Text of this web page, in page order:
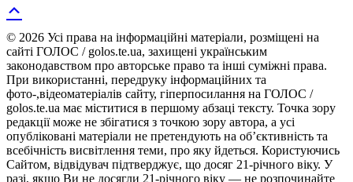
© 2026 Усі права на інформаційні матеріали, розміщені на
сайті ГОЛОС / golos.te.ua, захищені українським
законодавством про авторське право та інші суміжні права.
При використанні, передруку інформаційних та
фото-,відеоматеріалів сайту, гіперпосилання на ГОЛОС /
golos.te.ua має міститися в першому абзаці тексту. Точка зору
редакції може не збігатися з точкою зору автора, а усі
опубліковані матеріали не претендують на об’єктивність та
всебічність висвітлення теми, про яку йдеться. Користуючись
Сайтом, відвідувач підтверджує, що досяг 21-річного віку. У
разі, якщо Ви не досягли 21-річного віку — не розпочинайте